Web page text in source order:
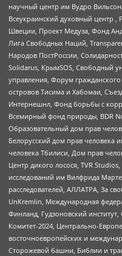
научный центр им Вудро
Всеукраинский духовный центр ,
Швеции, Проект Медуза, Фонд
Лига Свободных Наций,
Народов ПостРоссии,
Solidarus, КрымSOS, Свободный
управления, Форум
островов Тисима и Хабомаи,
Интернешнл, Фонд борьбы с
Всемирный фонд природы, BDR
Образовательный дом прав
Белорусский дом прав человека
человека Тбилиси, Дом прав
Центр дикого лосося, TVR
исследований им Вилфрида
расследователей, АЛЛАТРА, За
UnKremlin, Международная
Финланд, Гудзоновский
Комитет-2024, Центрально-
восточноевропейских и
Сторожевой башни, Библии и